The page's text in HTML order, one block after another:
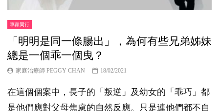
專家同行
「明明是同一條腸出」，為何有些兄弟姊妹
總是一個乖一個曳？
家庭治療師 PEGGY CHAN 18/02/2021
在這個個案中，長子的「叛逆」及幼女的「乖巧」都
是他們應對父母焦慮的自然反應。只是連他們都不自